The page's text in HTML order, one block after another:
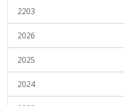
2203
2026
2025
2024